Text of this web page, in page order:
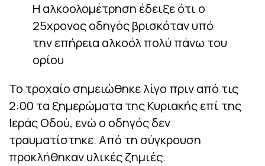
Η αλκοολομέτρηση έδειξε ότι ο
25χρονος οδηγός βρισκόταν υπό
την επήρεια αλκοόλ πολύ πάνω του
ορίου
Το τροχαίο σημειώθηκε λίγο πριν από τις
2:00 τα ξημερώματα της Κυριακής επί της
Ιεράς Οδού, ενώ ο οδηγός δεν
τραυματίστηκε. Από τη σύγκρουση
προκλήθηκαν υλικές ζημιές.